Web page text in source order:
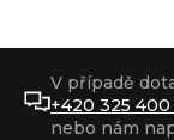
V případě
+420 325
nebo nám